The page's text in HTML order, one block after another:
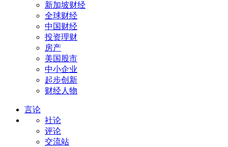
新加坡财经
全球财经
中国财经
投资理财
房产
美国股市
中小企业
起步创新
财经人物
言论
社论
评论
交流站